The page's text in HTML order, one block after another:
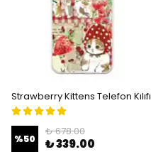
Strawberry Kittens Telefon Kılıfı
%50
₺ 678.00
₺ 339.00